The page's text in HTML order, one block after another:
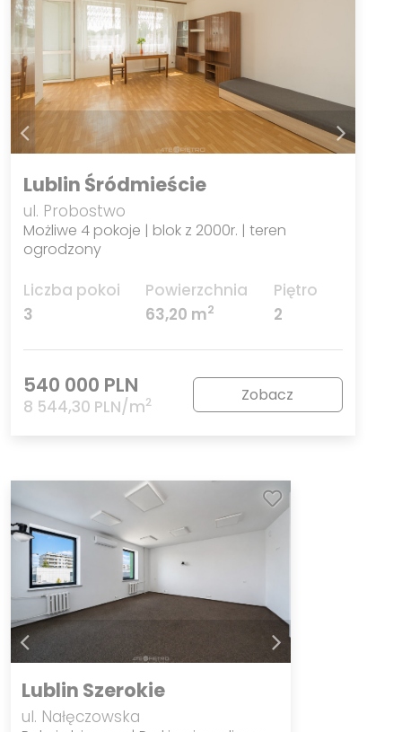
Lublin Śródmieście
ul. Probostwo
Możliwe 4 pokoje | blok z 2000r. | teren
ogrodzony
Liczba pokoi
3
Powierzchnia
63,20 m2
Piętro
2
540 000 PLN
8 544,30 PLN/m2 Zobacz
Lublin Szerokie
ul. Nałęczowska